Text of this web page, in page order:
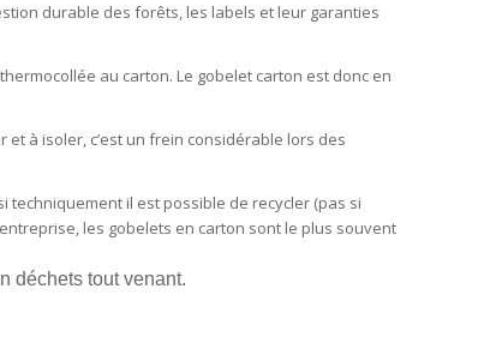
durable des forêts, les labels et leur garanties
au carton. Le gobelet carton est donc en
à isoler, c’est un frein considérable lors des
techniquement il est possible de recycler (pas si
les gobelets en carton sont le plus souvent
déchets tout venant.